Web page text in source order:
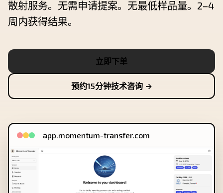
散射服务。无需申请提案。无最低样品量。2–4
周内获得结果。
立即下单
预约15分钟技术咨询 →
app.momentum-transfer.com